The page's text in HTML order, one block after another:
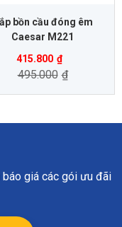
bồn cầu đóng êm
Caesar M221
415.800 ₫
495.000 ₫
báo giá các gói ưu đãi